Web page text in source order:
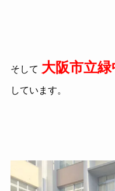
そして 大阪市立
しています。